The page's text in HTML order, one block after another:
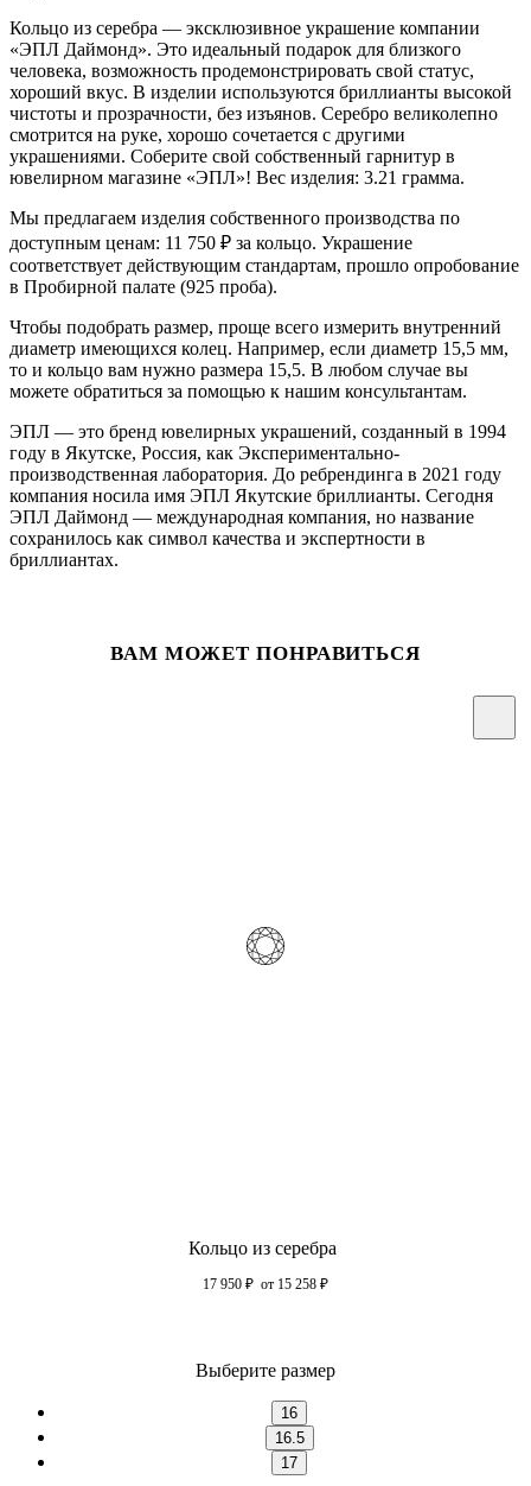
Кольцо из серебра — эксклюзивное украшение компании
«ЭПЛ Даймонд». Это идеальный подарок для близкого
человека, возможность продемонстрировать свой статус,
хороший вкус. В изделии используются бриллианты высокой
чистоты и прозрачности, без изъянов. Серебро великолепно
смотрится на руке, хорошо сочетается с другими
украшениями. Соберите свой собственный гарнитур в
ювелирном магазине «ЭПЛ»! Вес изделия: 3.21 грамма.
Мы предлагаем изделия собственного производства по
доступным ценам: 11 750 ₽ за кольцо. Украшение
соответствует действующим стандартам, прошло опробование
в Пробирной палате (925 проба).
Чтобы подобрать размер, проще всего измерить внутренний
диаметр имеющихся колец. Например, если диаметр 15,5 мм,
то и кольцо вам нужно размера 15,5. В любом случае вы
можете обратиться за помощью к нашим консультантам.
ЭПЛ — это бренд ювелирных украшений, созданный в 1994
году в Якутске, Россия, как Экспериментально-
производственная лаборатория. До ребрендинга в 2021 году
компания носила имя ЭПЛ Якутские бриллианты. Сегодня
ЭПЛ Даймонд — международная компания, но название
сохранилось как символ качества и экспертности в
бриллиантах.
ВАМ МОЖЕТ ПОНРАВИТЬСЯ
Кольцо из серебра
17 950 ₽ от 15 258 ₽
Выберите размер
16
16.5
17